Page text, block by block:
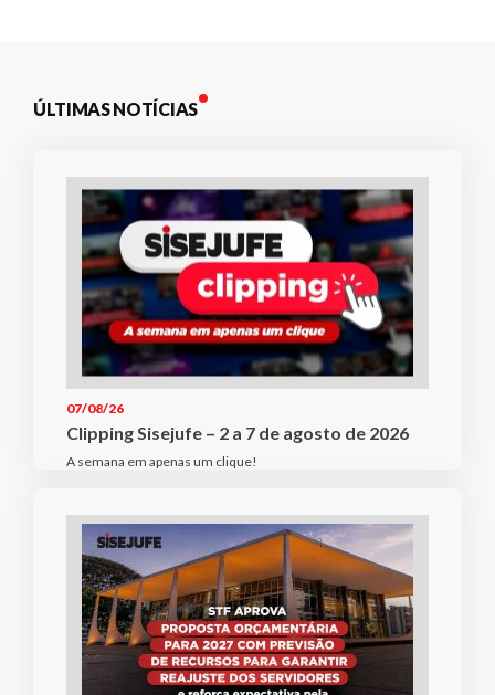
ÚLTIMAS NOTÍCIAS
07/08/26
Clipping Sisejufe – 2 a 7 de agosto de 2026
A semana em apenas um clique!